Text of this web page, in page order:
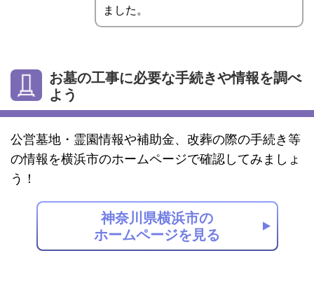
ました。
お墓の工事に必要な手続きや情報を調べ
よう
公営墓地・霊園情報や補助金、改葬の際の手続き等
の情報を横浜市のホームページで確認してみましょ
う！
神奈川県横浜市の
ホームページを見る